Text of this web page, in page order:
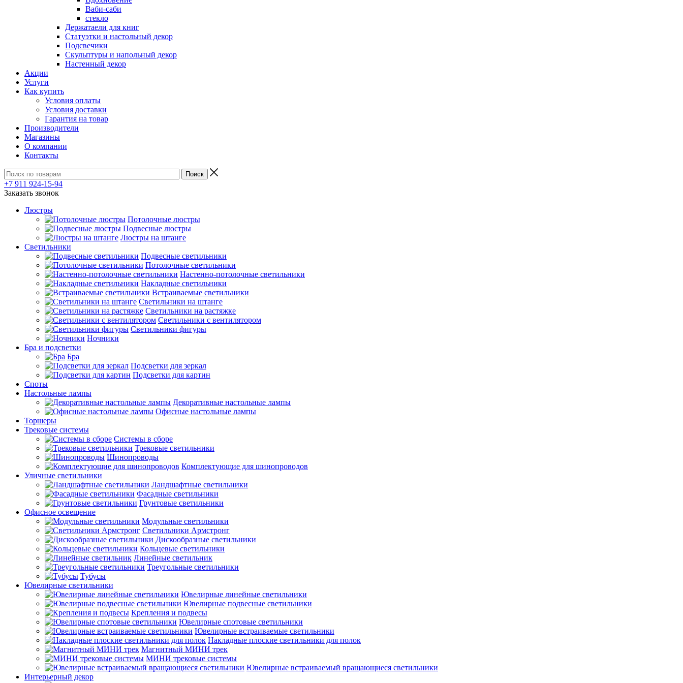
Ваби-саби
стекло
Держатаели для книг
Статуэтки и настольный декор
Подсвечики
Скульптуры и напольный декор
Настенный декор
Акции
Услуги
Как купить
Условия оплаты
Условия доставки
Гарантия на товар
Производители
Магазины
О компании
Контакты
+7 911 924-15-94
Заказать звонок
Люстры
Потолочные люстры
Подвесные люстры
Люстры на штанге
Светильники
Подвесные светильники
Потолочные светильники
Настенно-потолочные светильники
Накладные светильники
Встраиваемые светильники
Светильники на штанге
Светильники на растяжке
Светильники с вентилятором
Светильники фигуры
Ночники
Бра и подсветки
Бра
Подсветки для зеркал
Подсветки для картин
Споты
Настольные лампы
Декоративные настольные лампы
Офисные настольные лампы
Торшеры
Трековые системы
Системы в сборе
Трековые светильники
Шинопроводы
Комплектующие для шинопроводов
Уличные светильники
Ландшафтные светильники
Фасадные светильники
Грунтовые светильники
Офисное освещение
Модульные светильники
Светильники Армстронг
Дискообразные светильники
Кольцевые светильники
Линейные светильник
Треугольные светильники
Тубусы
Ювелирные светильники
Ювелирные линейные светильники
Ювелирные подвесные светильники
Крепления и подвесы
Ювелирные спотовые светильники
Ювелирные встраиваемые светильники
Накладные плоские светильники для полок
Магнитный МИНИ трек
МИНИ трековые системы
Ювелирные встраиваемый вращающиеся светильники
Интерьерный декор